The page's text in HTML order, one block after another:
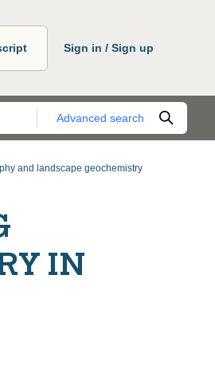
Sign in / Sign up
Advanced search
and landscape geochemistry
IN